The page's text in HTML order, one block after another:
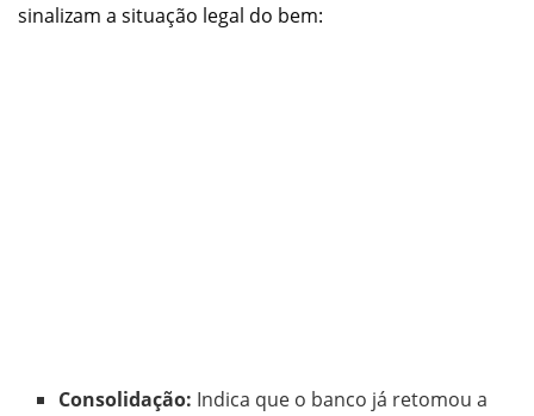
sinalizam a situação legal do bem:
Consolidação: Indica que o banco já retomou a